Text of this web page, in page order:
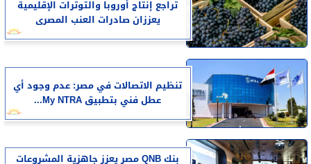
تراجع إنتاج أوروبا والتوترات الإقليمية
يعززان صادرات العنب المصرى
تنظيم الاتصالات في مصر: عدم وجود أي
عطل فني بتطبيق My NTRA...
بنك QNB مصر يعزز جاهزية المشروعات